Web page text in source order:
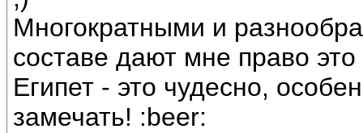
Многократными и
составе дают мне право
Египет - это чудесно,
замечать! :beer: